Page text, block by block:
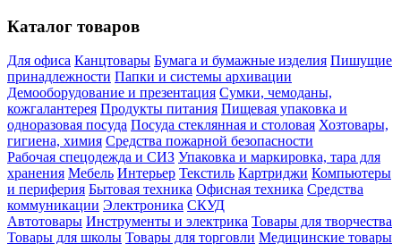
Каталог товаров
Для офиса Канцтовары Бумага и бумажные изделия Пишущие
принадлежности Папки и системы архивации
Демооборудование и презентация Сумки, чемоданы,
кожгалантерея Продукты питания Пищевая упаковка и
одноразовая посуда Посуда стеклянная и столовая Хозтовары,
гигиена, химия Средства пожарной безопасности
Рабочая спецодежда и СИЗ Упаковка и маркировка, тара для
хранения Мебель Интерьер Текстиль Картриджи Компьютеры
и периферия Бытовая техника Офисная техника Средства
коммуникации Электроника СКУД
Автотовары Инструменты и электрика Товары для творчества
Товары для школы Товары для торговли Медицинские товары